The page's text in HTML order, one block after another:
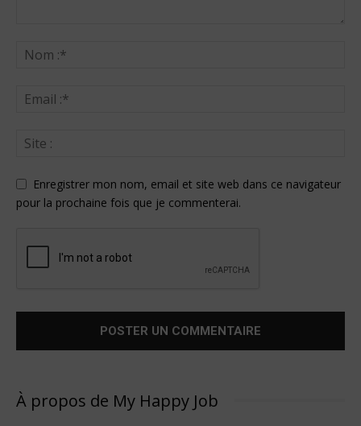
Enregistrer mon nom, email et site web dans ce navigateur
pour la prochaine fois que je commenterai.
À propos de My Happy Job